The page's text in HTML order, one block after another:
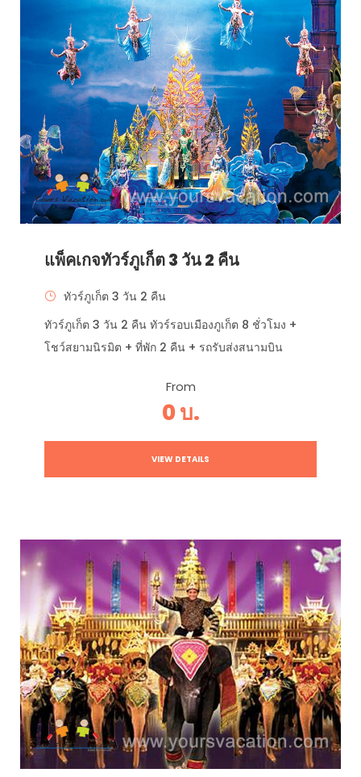
แพ็คเกจทัวร์ภูเก็ต 3 วัน 2 คืน
ทัวร์ภูเก็ต 3 วัน 2 คืน
ทัวร์ภูเก็ต 3 วัน 2 คืน ทัวร์รอบเมืองภูเก็ต 8 ชั่วโมง +
โชว์สยามนิรมิต + ที่พัก 2 คืน + รถรับส่งสนามบิน
From
0 บ.
VIEW DETAILS